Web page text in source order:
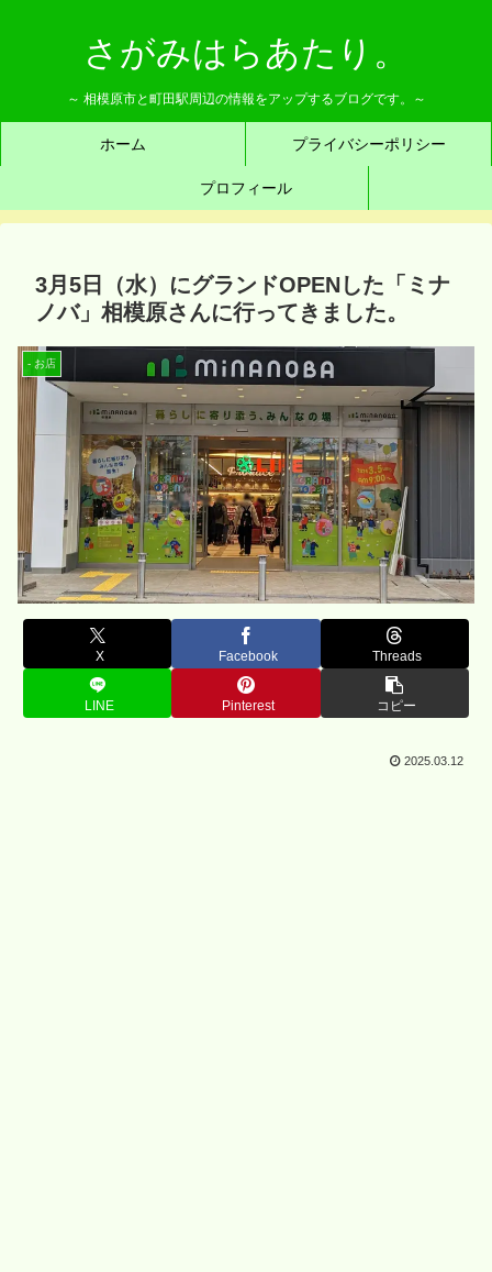
さがみはらあたり。
～ 相模原市と町田駅周辺の情報をアップするブログです。～
ホーム プライバシーポリシー
プロフィール
3月5日（水）にグランドOPENした「ミナ
ノバ」相模原さんに行ってきました。
- お店
X Facebook Threads
LINE Pinterest コピー
2025.03.12